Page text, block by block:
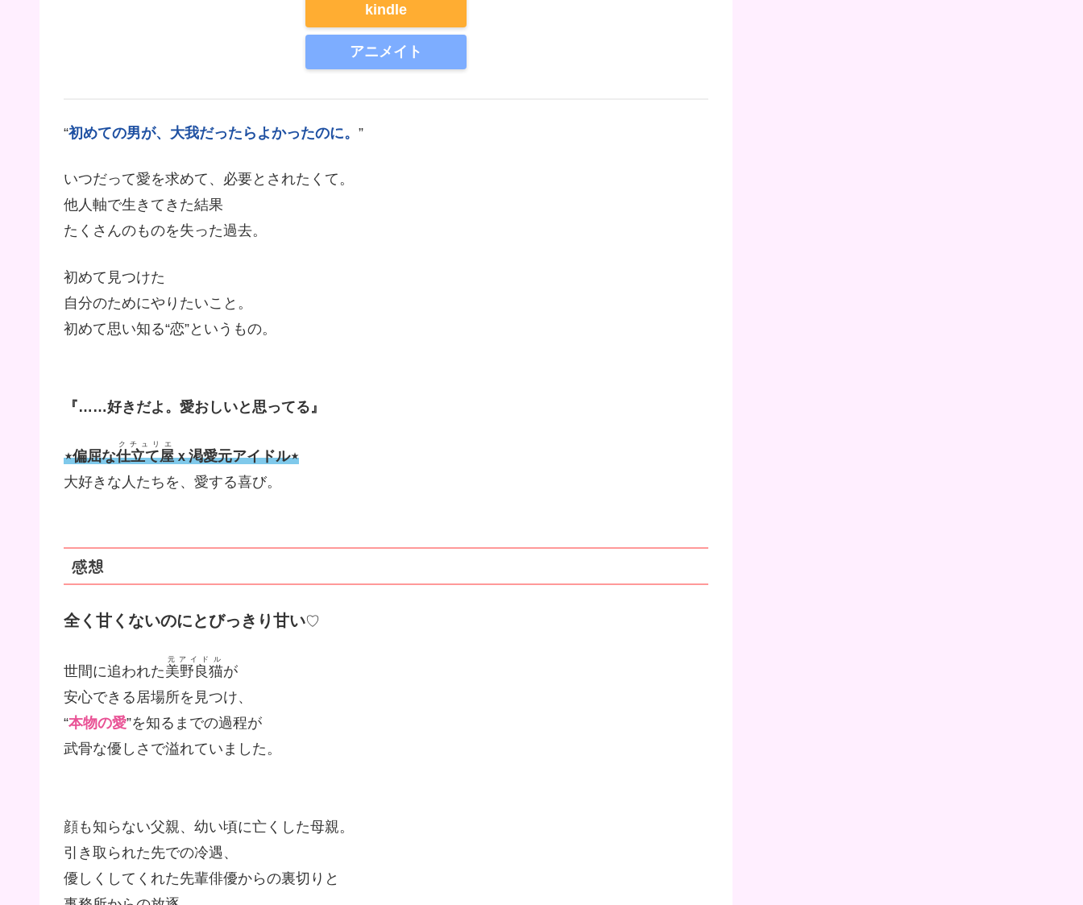
kindle
アニメイト
“初めての男が、大我だったらよかったのに。 ”
いつだって愛を求めて、必要とされたくて。
他人軸で生きてきた結果
たくさんのものを失った過去。
初めて見つけた
自分のためにやりたいこと。
初めて思い知る“恋”というもの。
『……好きだよ。愛おしいと思ってる』
⋆偏屈な仕立て屋
クチュリエ
ｘ渇愛元アイドル⋆
大好きな人たちを、愛する喜び。
感想
全く甘くないのにとびっきり甘い♡
世間に追われた美野良猫
元アイドル
が
安心できる居場所を見つけ、
“本物の愛”を知るまでの過程が
武骨な優しさで溢れていました。
顔も知らない父親、幼い頃に亡くした母親。
引き取られた先での冷遇、
優しくしてくれた先輩俳優からの裏切りと